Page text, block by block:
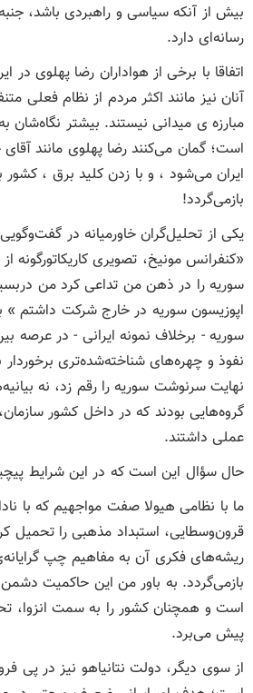
بیش از آنکه سیاسی و راهبردی باشد،
رسانه‌ای دارد.
اتفاقا با برخی از هواداران رضا پهلوی در
آنان نیز مانند اکثر مردم از نظام فعلی
مبارزه‌ ی میدانی نیستند. بیشتر نگاه‌شان
است؛ گمان می‌کنند رضا پهلوی مانند آقای
بازمی‌گردد!
یکی از تحلیل‌گران خاورمیانه در
«کنفرانس مونیخ، تصویری کاریکاتورگونه
سوریه را در ذهن من تداعی ‌کرد من
اپوزیسون سوریه در خارج شرکت داشتم »
سوریه - برخلاف نمونه ایرانی - در عرصه
نفوذ و چهره‌های شناخته‌شده‌تری برخوردار
نهایت سرنوشت سوریه را رقم زد، نه
گروه‌هایی بودند که در داخل کشور
عملی داشتند.
حال سؤال این است که در این شرایط
ما با نظامی هیولا‌ صفت مواجهیم که با
قرون‌وسطایی، استبداد مذهبی را تحمیل
ریشه‌های فکری آن به مفاهیم چپ‌
بازمی‌گردد. به باور من این حاکمیت
است و همچنان کشور را به سمت انزوا،
پیش می‌برد.
از سوی دیگر، دولت نتانیاهو نیز در پی